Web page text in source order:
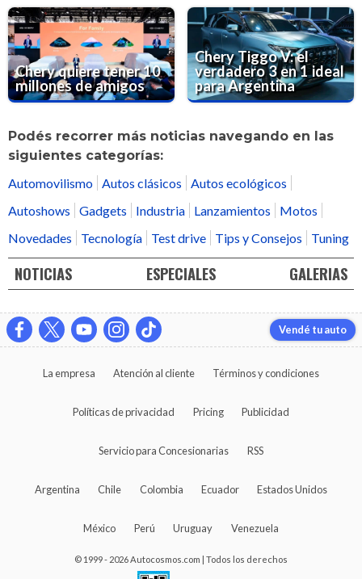
Chery quiere tener 10
millones de amigos
Chery Tiggo V: el
verdadero 3 en 1 ideal
para Argentina
Podés recorrer más noticias navegando en las
siguientes categorías:
Automovilismo
Autos clásicos
Autos ecológicos
Autoshows
Gadgets Industria Lanzamientos
Motos
Novedades
Tecnología Test drive Tips y Consejos Tuning
NOTICIAS ESPECIALES GALERIAS
Vendé tu auto
La empresa Atención al cliente Términos y condiciones
Políticas de privacidad Pricing Publicidad
Servicio para Concesionarias RSS
Argentina Chile Colombia Ecuador Estados Unidos
México Perú Uruguay Venezuela
© 1999 - 2026 Autocosmos.com | Todos los derechos